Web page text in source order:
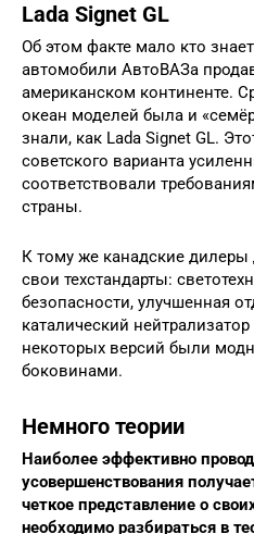
Lada Signet GL
Об этом факте мало кто
автомобили АвтоВАЗа
американском континенте.
океан моделей была и
знали, как Lada Signet GL.
советского варианта
соответствовали
страны.
К тому же канадские
свои техстандарты:
безопасности, улучшенная
каталический
некоторых версий были
боковинами.
Немного теории
Наиболее эффективно
усовершенствования
четкое представление о
необходимо разбираться в